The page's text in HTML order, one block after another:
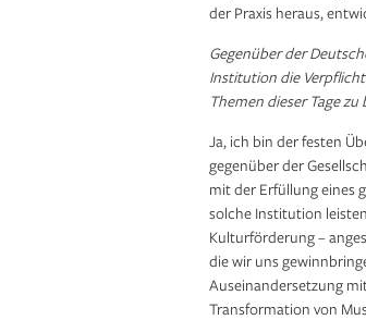
der Praxis heraus,
Gegenüber der
Institution die
Themen dieser Tage
Ja, ich bin der festen
gegenüber der
mit der Erfüllung eines
solche Institution
Kulturförderung –
die wir uns
Auseinandersetzung
Transformation von